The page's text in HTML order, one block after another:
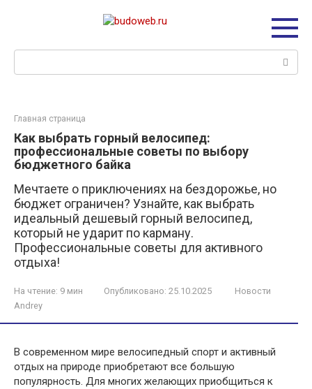
Главная страница
Как выбрать горный велосипед:
профессиональные советы по выбору
бюджетного байка
Мечтаете о приключениях на бездорожье, но
бюджет ограничен? Узнайте, как выбрать
идеальный дешевый горный велосипед,
который не ударит по карману.
Профессиональные советы для активного
отдыха!
На чтение: 9 мин Опубликовано: 25.10.2025
Новости
Andrey
В современном мире велосипедный спорт и активный
отдых на природе приобретают все большую
популярность. Для многих желающих приобщиться к